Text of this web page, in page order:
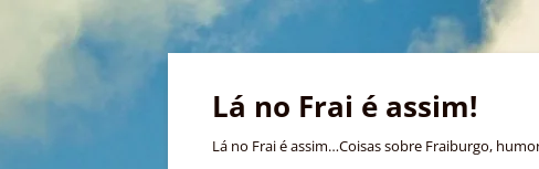
Pular
conteúdo
Lá no Frai é assim!
Lá no Frai é assim…Coisas sobre Fraiburgo,